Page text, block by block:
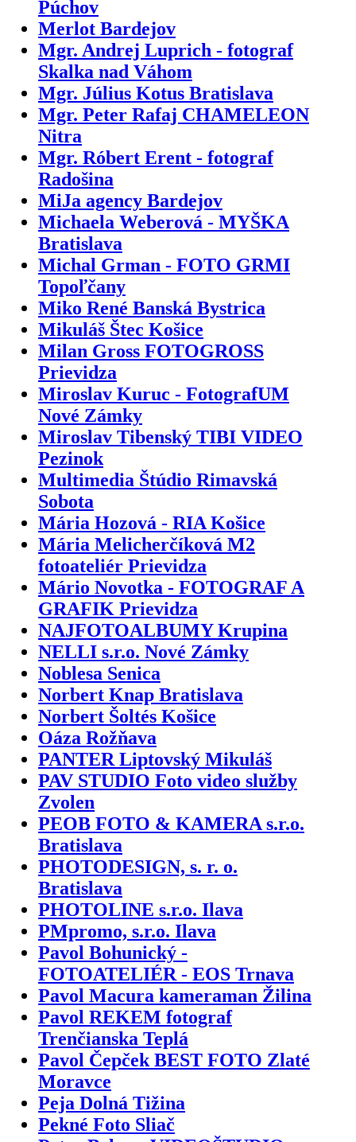
Púchov
Merlot Bardejov
Mgr. Andrej Luprich - fotograf
Skalka nad Váhom
Mgr. Július Kotus Bratislava
Mgr. Peter Rafaj CHAMELEON
Nitra
Mgr. Róbert Erent - fotograf
Radošina
MiJa agency Bardejov
Michaela Weberová - MYŠKA
Bratislava
Michal Grman - FOTO GRMI
Topoľčany
Miko René Banská Bystrica
Mikuláš Štec Košice
Milan Gross FOTOGROSS
Prievidza
Miroslav Kuruc - FotografUM
Nové Zámky
Miroslav Tibenský TIBI VIDEO
Pezinok
Multimedia Štúdio Rimavská
Sobota
Mária Hozová - RIA Košice
Mária Melicherčíková M2
fotoateliér Prievidza
Mário Novotka - FOTOGRAF A
GRAFIK Prievidza
NAJFOTOALBUMY Krupina
NELLI s.r.o. Nové Zámky
Noblesa Senica
Norbert Knap Bratislava
Norbert Šoltés Košice
Oáza Rožňava
PANTER Liptovský Mikuláš
PAV STUDIO Foto video služby
Zvolen
PEOB FOTO & KAMERA s.r.o.
Bratislava
PHOTODESIGN, s. r. o.
Bratislava
PHOTOLINE s.r.o. Ilava
PMpromo, s.r.o. Ilava
Pavol Bohunický -
FOTOATELIÉR - EOS Trnava
Pavol Macura kameraman Žilina
Pavol REKEM fotograf
Trenčianska Teplá
Pavol Čepček BEST FOTO Zlaté
Moravce
Peja Dolná Tižina
Pekné Foto Sliač